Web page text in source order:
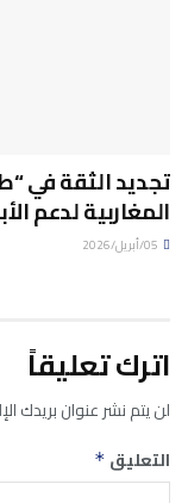
تجديد الثقة في
المغاربية لدعم
اترك تعليقاً
لن يتم نشر عنوان بريدك
التعليق *